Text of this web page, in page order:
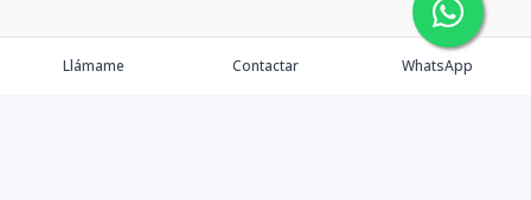
Llámame Contactar WhatsApp